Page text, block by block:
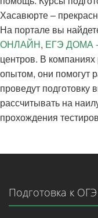
Хасавюрте –
На портале вы
ОНЛАЙН, ЕГЭ ДОМА
центров. В
опытом, они помогут
проведут
рассчитывать на
прохождения
Подготовка к